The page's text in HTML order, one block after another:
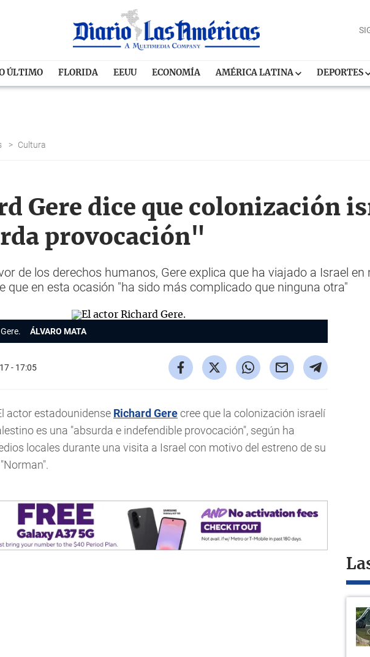
ÚLTIMO FLORIDA EEUU ECONOMÍA AMÉRICA LATINA DEPORTES
> Cultura
Gere dice que colonización
provocación"
de los derechos humanos, Gere explica que ha viajado a Israel
que en esta ocasión "ha sido más complicado que ninguna otra"
ÁLVARO MATA
- 17:05
actor estadounidense Richard Gerecree que la colonización israelí
es una "absurda e indefendible provocación", según ha
locales durante una visita a Israel con motivo del estreno de su